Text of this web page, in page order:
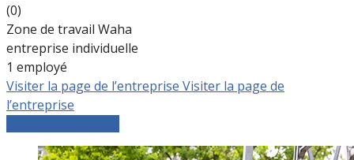
(0)
Zone de travail Waha
entreprise individuelle
1 employé
Visiter la page de l’entreprise Visiter la page de
l’entreprise